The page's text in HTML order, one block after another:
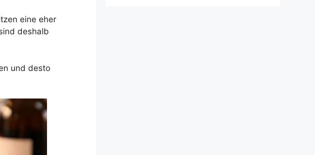
eine eher
deshalb
und desto